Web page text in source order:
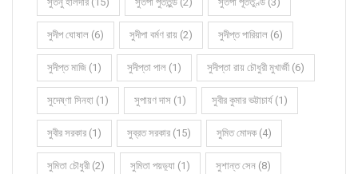
সুদীপ ঘোষাল (6) সুদীপা বর্মণ রায় (2) সুদীপ্ত পারিয়াল (6)
সুদীপ্ত মাজি (1) সুদীপ্তা পাল (1) সুদীপ্তা রায় চৌধুরী মুখার্জী (6)
সুদেষ্ণা সিনহা (1) সুপায়ণ দাস (1) সুবীর কুমার ভট্টাচার্য (1)
সুবীর সরকার (1) সুব্রত সরকার (15) সুমিত মোদক (4)
সুমিতা চৌধুরী (2) সুমিতা পয়ড়্যা (1) সুশান্ত সেন (8)